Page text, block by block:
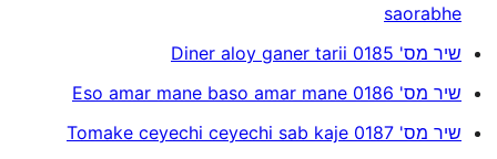
saorabhe
שיר מס' 0185 Diner aloy ganer tarii
שיר מס' 0186 Eso amar mane baso amar mane
שיר מס' 0187 Tomake ceyechi ceyechi sab kaje